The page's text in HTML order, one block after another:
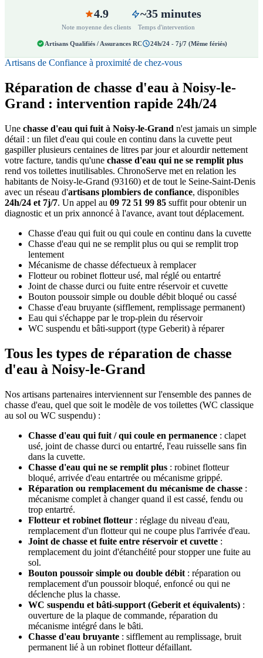
4.9
Note moyenne des clients
~35 minutes
Temps d'intervention
Artisans Qualifiés / Assurances RC 24h/24 - 7j/7 (Même fériés)
Artisans de Confiance à proximité de chez-vous
Réparation de chasse d'eau à Noisy-le-
Grand : intervention rapide 24h/24
Une chasse d'eau qui fuit à Noisy-le-Grand n'est jamais un simple
détail : un filet d'eau qui coule en continu dans la cuvette peut
gaspiller plusieurs centaines de litres par jour et alourdir nettement
votre facture, tandis qu'une chasse d'eau qui ne se remplit plus
rend vos toilettes inutilisables. ChronoServe met en relation les
habitants de Noisy-le-Grand (93160) et de tout le Seine-Saint-Denis
avec un réseau d'artisans plombiers de confiance, disponibles
24h/24 et 7j/7. Un appel au 09 72 51 99 85 suffit pour obtenir un
diagnostic et un prix annoncé à l'avance, avant tout déplacement.
Chasse d'eau qui fuit ou qui coule en continu dans la cuvette
Chasse d'eau qui ne se remplit plus ou qui se remplit trop
lentement
Mécanisme de chasse défectueux à remplacer
Flotteur ou robinet flotteur usé, mal réglé ou entartré
Joint de chasse durci ou fuite entre réservoir et cuvette
Bouton poussoir simple ou double débit bloqué ou cassé
Chasse d'eau bruyante (sifflement, remplissage permanent)
Eau qui s'échappe par le trop-plein du réservoir
WC suspendu et bâti-support (type Geberit) à réparer
Tous les types de réparation de chasse
d'eau à Noisy-le-Grand
Nos artisans partenaires interviennent sur l'ensemble des pannes de
chasse d'eau, quel que soit le modèle de vos toilettes (WC classique
au sol ou WC suspendu) :
Chasse d'eau qui fuit / qui coule en permanence : clapet
usé, joint de chasse durci ou entartré, l'eau ruisselle sans fin
dans la cuvette.
Chasse d'eau qui ne se remplit plus : robinet flotteur
bloqué, arrivée d'eau entartrée ou mécanisme grippé.
Réparation ou remplacement du mécanisme de chasse :
mécanisme complet à changer quand il est cassé, fendu ou
trop entartré.
Flotteur et robinet flotteur : réglage du niveau d'eau,
remplacement d'un flotteur qui ne coupe plus l'arrivée d'eau.
Joint de chasse et fuite entre réservoir et cuvette :
remplacement du joint d'étanchéité pour stopper une fuite au
sol.
Bouton poussoir simple ou double débit : réparation ou
remplacement d'un poussoir bloqué, enfoncé ou qui ne
déclenche plus la chasse.
WC suspendu et bâti-support (Geberit et équivalents) :
ouverture de la plaque de commande, réparation du
mécanisme intégré dans le bâti.
Chasse d'eau bruyante : sifflement au remplissage, bruit
permanent lié à un robinet flotteur défaillant.